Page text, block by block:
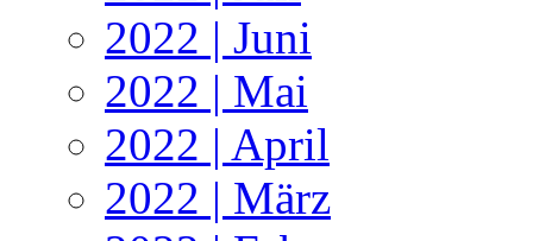
2022 | Juni
2022 | Mai
2022 | April
2022 | März